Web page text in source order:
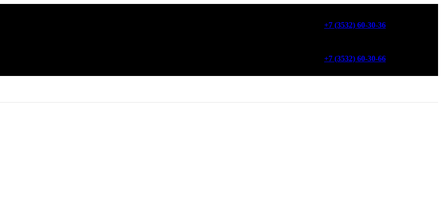
+7 (3532) 60-30-36
+7 (3532) 60-30-66